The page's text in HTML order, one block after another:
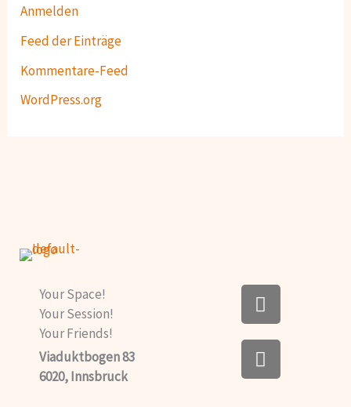
Anmelden
Feed der Einträge
Kommentare-Feed
WordPress.org
Your Space!
Your Session!
Your Friends!
Viaduktbogen 83
6020, Innsbruck
F
a
c
e
b
I
n